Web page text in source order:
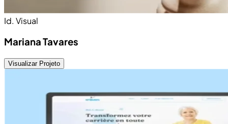
Id. Visual
Mariana Tavares
Visualizar Projeto